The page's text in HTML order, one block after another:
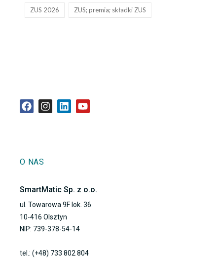
ZUS 2026 ZUS; premia; składki ZUS
O NAS
SmartMatic Sp. z o.o.
ul. Towarowa 9F lok. 36
10-416 Olsztyn
NIP: 739-378-54-14
tel.: (+48) 733 802 804